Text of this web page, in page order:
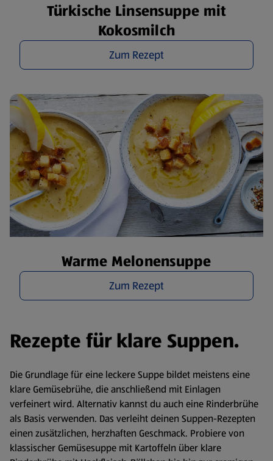
Türkische Linsensuppe mit
Kokosmilch
Zum Rezept
Warme Melonensuppe
Zum Rezept
Rezepte für klare Suppen.
Die Grundlage für eine leckere Suppe bildet meistens eine
klare Gemüsebrühe, die anschließend mit Einlagen
verfeinert wird. Alternativ kannst du auch eine Rinderbrühe
als Basis verwenden. Das verleiht deinen Suppen-Rezepten
einen zusätzlichen, herzhaften Geschmack. Probiere von
klassischer Gemüsesuppe mit Kartoffeln über klare